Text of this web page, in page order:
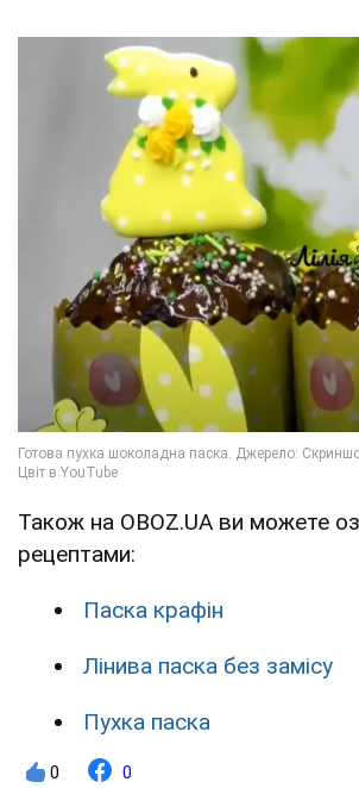
Також на OBOZ.UA ви можете
рецептами:
Паска крафін
Лінива паска без замісу
Пухка паска
0 0